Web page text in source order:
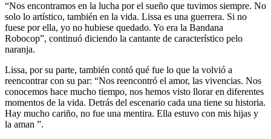
“Nos encontramos en la lucha por el sueño que tuvimos siempre. No
solo lo artístico, también en la vida. Lissa es una guerrera. Si no
fuese por ella, yo no hubiese quedado. Yo era la Bandana
Robocop”, continuó diciendo la cantante de característico pelo
naranja.
Lissa, por su parte, también contó qué fue lo que la volvió a
reencontrar con su par: “Nos reencontró el amor, las vivencias. Nos
conocemos hace mucho tiempo, nos hemos visto llorar en diferentes
momentos de la vida. Detrás del escenario cada una tiene su historia.
Hay mucho cariño, no fue una mentira. Ella estuvo con mis hijas y
la aman ”.